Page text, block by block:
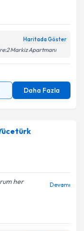
Haritada Göster
Markiz Apartmanı
Daha Fazla
her
Devamı